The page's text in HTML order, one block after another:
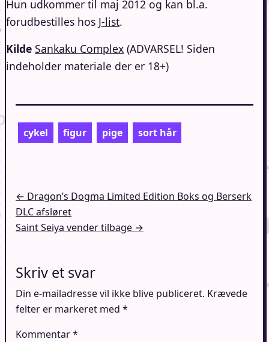
Hun udkommer til maj 2012 og kan bl.a.
forudbestilles hos J-list.
Kilde Sankaku Complex (ADVARSEL! Siden
indeholder materiale der er 18+)
cykel figur pige sort hår
Indlægsnavigation
← Dragon’s Dogma Limited Edition Boks og Berserk
DLC afsløret
Saint Seiya vender tilbage →
Skriv et svar
Din e-mailadresse vil ikke blive publiceret. Krævede
felter er markeret med *
Kommentar*